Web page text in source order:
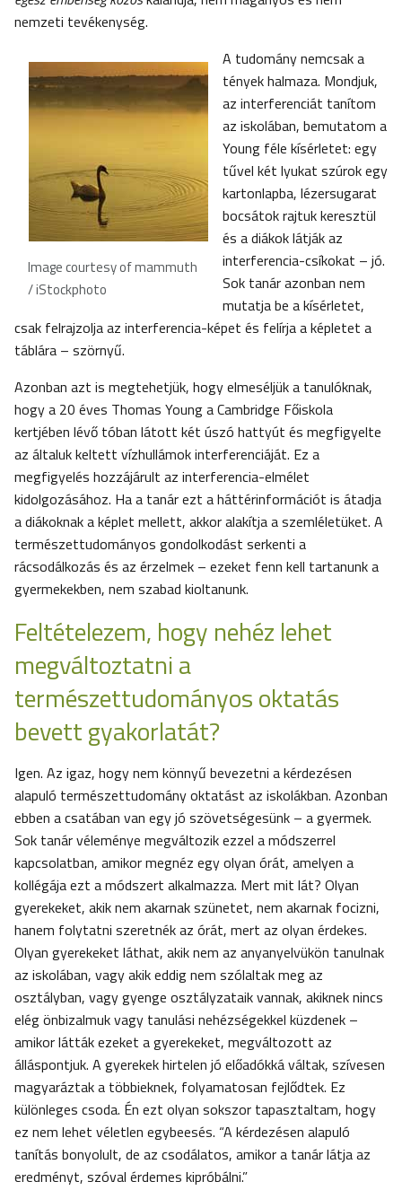
nemzeti tevékenység.
Image courtesy of mammuth
/ iStockphoto
A tudomány nemcsak a
tények halmaza. Mondjuk,
az interferenciát tanítom
az iskolában, bemutatom a
Young féle kísérletet: egy
tűvel két lyukat szúrok egy
kartonlapba, lézersugarat
bocsátok rajtuk keresztül
és a diákok látják az
interferencia-csíkokat – jó.
Sok tanár azonban nem
mutatja be a kísérletet,
csak felrajzolja az interferencia-képet és felírja a képletet a
táblára – szörnyű.
Azonban azt is megtehetjük, hogy elmeséljük a tanulóknak,
hogy a 20 éves Thomas Young a Cambridge Főiskola
kertjében lévő tóban látott két úszó hattyút és megfigyelte
az általuk keltett vízhullámok interferenciáját. Ez a
megfigyelés hozzájárult az interferencia-elmélet
kidolgozásához. Ha a tanár ezt a háttérinformációt is átadja
a diákoknak a képlet mellett, akkor alakítja a szemléletüket. A
természettudományos gondolkodást serkenti a
rácsodálkozás és az érzelmek – ezeket fenn kell tartanunk a
gyermekekben, nem szabad kioltanunk.
Feltételezem, hogy nehéz lehet
megváltoztatni a
természettudományos oktatás
bevett gyakorlatát?
Igen. Az igaz, hogy nem könnyű bevezetni a kérdezésen
alapuló természettudomány oktatást az iskolákban. Azonban
ebben a csatában van egy jó szövetségesünk – a gyermek.
Sok tanár véleménye megváltozik ezzel a módszerrel
kapcsolatban, amikor megnéz egy olyan órát, amelyen a
kollégája ezt a módszert alkalmazza. Mert mit lát? Olyan
gyerekeket, akik nem akarnak szünetet, nem akarnak focizni,
hanem folytatni szeretnék az órát, mert az olyan érdekes.
Olyan gyerekeket láthat, akik nem az anyanyelvükön tanulnak
az iskolában, vagy akik eddig nem szólaltak meg az
osztályban, vagy gyenge osztályzataik vannak, akiknek nincs
elég önbizalmuk vagy tanulási nehézségekkel küzdenek –
amikor látták ezeket a gyerekeket, megváltozott az
álláspontjuk. A gyerekek hirtelen jó előadókká váltak, szívesen
magyaráztak a többieknek, folyamatosan fejlődtek. Ez
különleges csoda. Én ezt olyan sokszor tapasztaltam, hogy
ez nem lehet véletlen egybeesés. “A kérdezésen alapuló
tanítás bonyolult, de az csodálatos, amikor a tanár látja az
eredményt, szóval érdemes kipróbálni.”